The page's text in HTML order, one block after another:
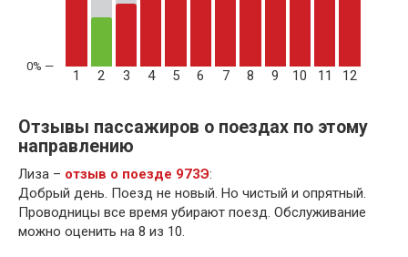
1 2 3 4 5 6 7 8 9 10 11 12
Отзывы пассажиров о поездах по этому
направлению
Лиза – отзыв о поезде 973Э:
Добрый день. Поезд не новый. Но чистый и опрятный.
Проводницы все время убирают поезд. Обслуживание
можно оценить на 8 из 10.